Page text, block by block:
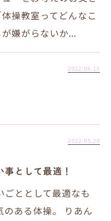
操教室ってどんなこ
嫌がらないか...
2022.06.13
2022.05.20
として最適！
ごととして最適なも
のある体操。 りあん